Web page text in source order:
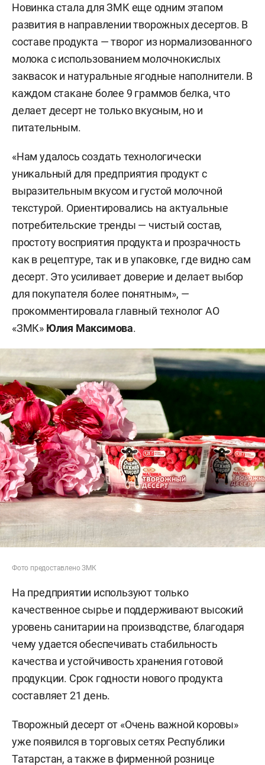
Новинка стала для ЗМК еще одним этапом
развития в направлении творожных десертов. В
составе продукта — творог из нормализованного
молока с использованием молочнокислых
заквасок и натуральные ягодные наполнители. В
каждом стакане более 9 граммов белка, что
делает десерт не только вкусным, но и
питательным.
«Нам удалось создать технологически
уникальный для предприятия продукт с
выразительным вкусом и густой молочной
текстурой. Ориентировались на актуальные
потребительские тренды — чистый состав,
простоту восприятия продукта и прозрачность
как в рецептуре, так и в упаковке, где видно сам
десерт. Это усиливает доверие и делает выбор
для покупателя более понятным», —
прокомментировала главный технолог АО
«ЗМК» Юлия Максимова.
Фото предоставлено ЗМК
На предприятии используют только
качественное сырье и поддерживают высокий
уровень санитарии на производстве, благодаря
чему удается обеспечивать стабильность
качества и устойчивость хранения готовой
продукции. Срок годности нового продукта
составляет 21 день.
Творожный десерт от «Очень важной коровы»
уже появился в торговых сетях Республики
Татарстан, а также в фирменной рознице